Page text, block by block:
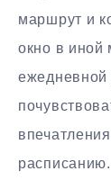
маршрут и
окно в иной
ежедневной
расписанию.